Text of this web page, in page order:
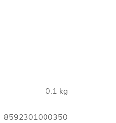
0.1 kg
8592301000350